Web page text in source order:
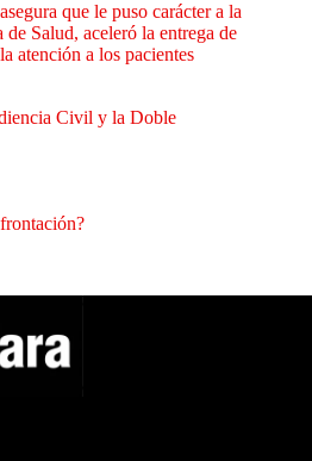
que le puso carácter a la
de Salud, aceleró la entrega de
atención a los pacientes
Civil y la Doble